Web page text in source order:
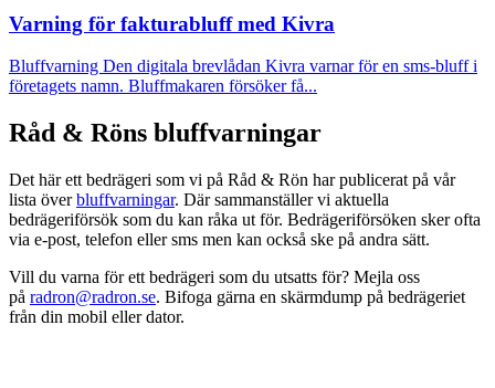
Varning för fakturabluff med Kivra
Bluffvarning Den digitala brevlådan Kivra varnar för en sms-bluff i
företagets namn. Bluffmakaren försöker få...
Råd & Röns bluffvarningar
Det här ett bedrägeri som vi på Råd & Rön har publicerat på vår
lista överbluffvarningar. Där sammanställer vi aktuella
bedrägeriförsök som du kan råka ut för. Bedrägeriförsöken sker ofta
via e-post, telefon eller sms men kan också ske på andra sätt.
Vill du varna för ett bedrägeri som du utsatts för? Mejla oss
på radron@radron.se. Bifoga gärna en skärmdump på bedrägeriet
från din mobil eller dator.